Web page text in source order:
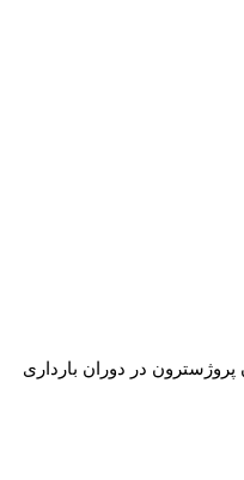
به علت ترشح زیاد هورمون پروژسترون در دوران بارداری